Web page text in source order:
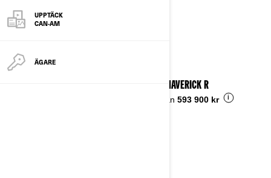
UPPTÄCK
CAN-AM
ÄGARE
2025 MAVERICK R
Pris från 593 900 kr i